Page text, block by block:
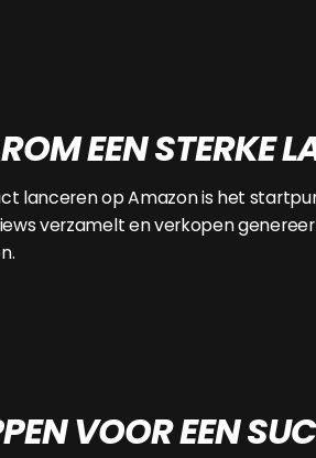
EEN STERKE
lanceren op Amazon is het
verzamelt en verkopen
VOOR EEN